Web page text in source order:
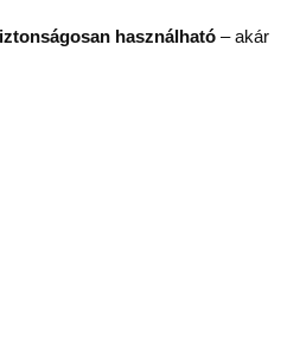
használható – akár